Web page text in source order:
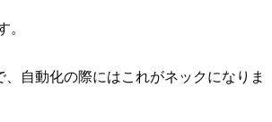
、自動化の際にはこれがネックになりま